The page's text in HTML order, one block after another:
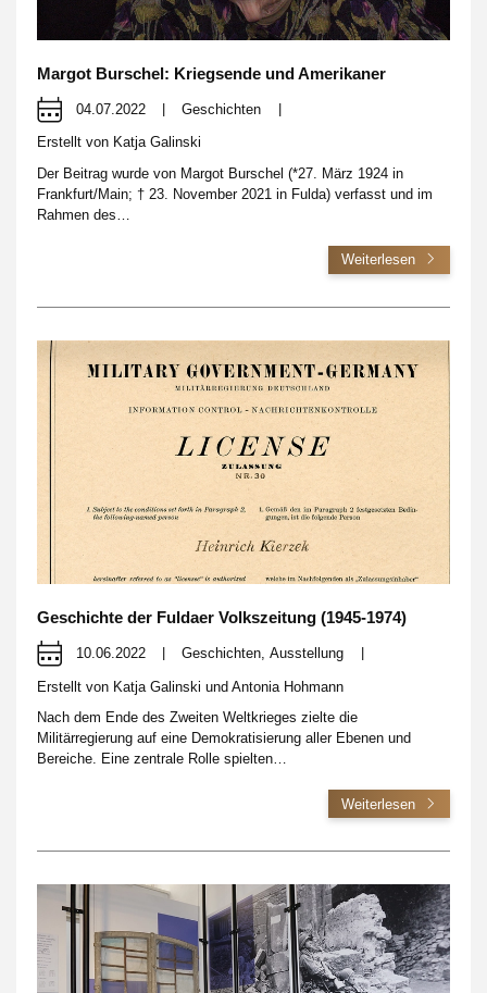
Margot Burschel: Kriegsende und Amerikaner
04.07.2022 | Geschichten |
Erstellt von Katja Galinski
Der Beitrag wurde von Margot Burschel (*27. März 1924 in
Frankfurt/Main; † 23. November 2021 in Fulda) verfasst und im
Rahmen des…
Weiterlesen
Geschichte der Fuldaer Volkszeitung (1945-1974)
10.06.2022 Geschichten,Ausstellung
Erstellt von Katja Galinski und Antonia Hohmann
Nach dem Ende des Zweiten Weltkrieges zielte die
Militärregierung auf eine Demokratisierung aller Ebenen und
Bereiche. Eine zentrale Rolle spielten…
Weiterlesen